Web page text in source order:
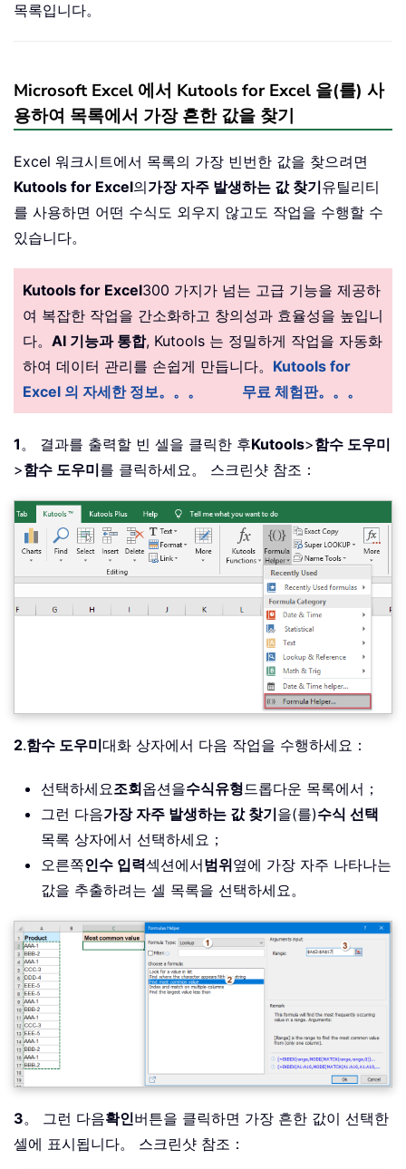
목록입니다。
Microsoft Excel 에서 Kutools for Excel 을(를) 사
용하여 목록에서 가장 흔한 값을 찾기
Excel 워크시트에서 목록의 가장 빈번한 값을 찾으려면
Kutools for Excel의가장 자주 발생하는 값 찾기유틸리티
를 사용하면 어떤 수식도 외우지 않고도 작업을 수행할 수
있습니다。
Kutools for Excel300 가지가 넘는 고급 기능을 제공하
여 복잡한 작업을 간소화하고 창의성과 효율성을 높입니
다。 AI 기능과 통합, Kutools 는 정밀하게 작업을 자동화
하여 데이터 관리를 손쉽게 만듭니다。 Kutools for
Excel 의 자세한 정보。。。
무료 체험판。。。
1。 결과를 출력할 빈 셀을 클릭한 후Kutools>함수 도우미
>함수 도우미를 클릭하세요。 스크린샷 참조：
2.함수 도우미대화 상자에서 다음 작업을 수행하세요：
선택하세요조회옵션을수식유형드롭다운 목록에서；
그런 다음가장 자주 발생하는 값 찾기을(를)수식 선택
목록 상자에서 선택하세요；
오른쪽인수 입력섹션에서범위옆에 가장 자주 나타나는
값을 추출하려는 셀 목록을 선택하세요。
3。 그런 다음확인버튼을 클릭하면 가장 흔한 값이 선택한
셀에 표시됩니다。 스크린샷 참조：